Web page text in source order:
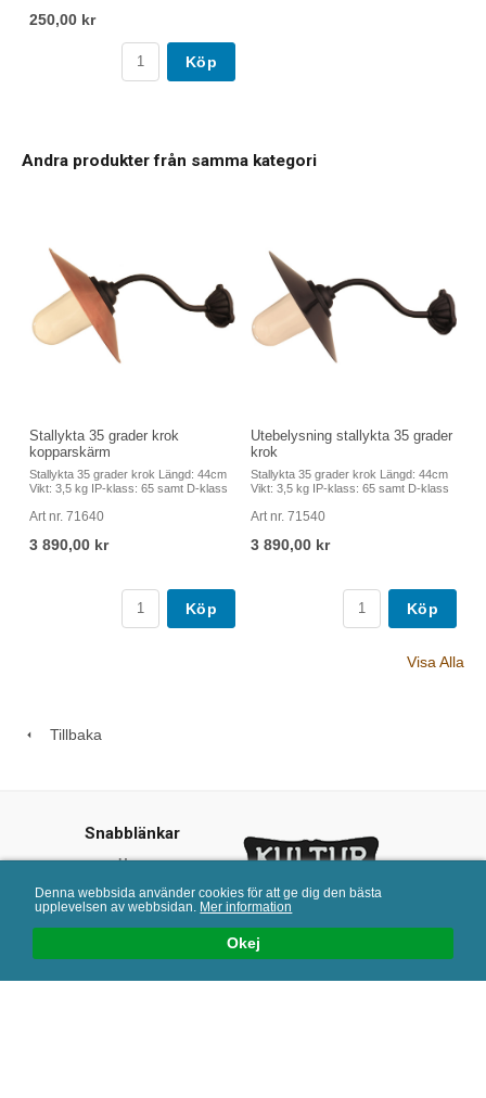
Okej
Denna webbsida använder cookies för att ge dig den bästa
upplevelsen av webbsidan. Mer information
250,00 kr
Köp
Andra produkter från samma kategori
Stallykta 35 grader krok
kopparskärm
Stallykta 35 grader krok Längd: 44cm
Vikt: 3,5 kg IP-klass: 65 samt D-klass
Art nr. 71640
3 890,00 kr
Köp
Utebelysning stallykta 35 grader
krok
Stallykta 35 grader krok Längd: 44cm
Vikt: 3,5 kg IP-klass: 65 samt D-klass
Art nr. 71540
3 890,00 kr
Köp
Visa Alla
Tillbaka
Snabblänkar
Hem
Kundtjänst
Offentlig miljö
Kulturjern © 2013
info@kulturjern.se